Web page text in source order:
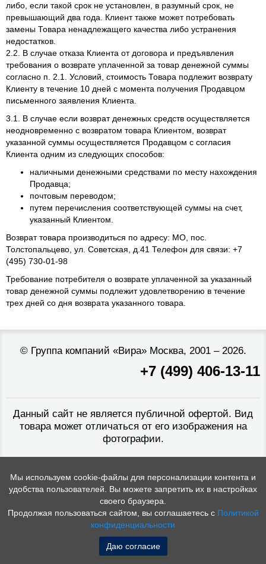
либо, если такой срок не установлен, в разумный срок, не
превышающий два года. Клиент также может потребовать
замены Товара ненадлежащего качества либо устранения
недостатков.
2.2. В случае отказа Клиента от договора и предъявления
требования о возврате уплаченной за товар денежной суммы
согласно п. 2.1. Условий, стоимость Товара подлежит возврату
Клиенту в течение 10 дней с момента получения Продавцом
письменного заявления Клиента.
3.1. В случае если возврат денежных средств осуществляется
неодновременно с возвратом товара Клиентом, возврат
указанной суммы осуществляется Продавцом с согласия
Клиента одним из следующих способов:
наличными денежными средствами по месту нахождения
Продавца;
почтовым переводом;
путем перечисления соответствующей суммы на счет,
указанный Клиентом.
Возврат товара производиться по адресу: МО, пос.
Толстопальцево, ул. Советская, д.41 Телефон для связи: +7
(495) 730-01-98
Требование потребителя о возврате уплаченной за указанный
товар денежной суммы подлежит удовлетворению в течение
трех дней со дня возврата указанного товара.
© Группа компаний «Вира»Москва, 2001 – 2026.
+7 (499) 406-13-11
Данный сайт не является публичной офертой. Вид
товара может отличаться от его изображения на
фотографии.
Мы используем cookie-файлы для персонализации контента и
удобства пользователей. Вы можете запретить их в настройках
своего браузера.
Продолжая пользоваться сайтом, вы соглашаетесь с Политикой
конфиденциальности
Даю согласие